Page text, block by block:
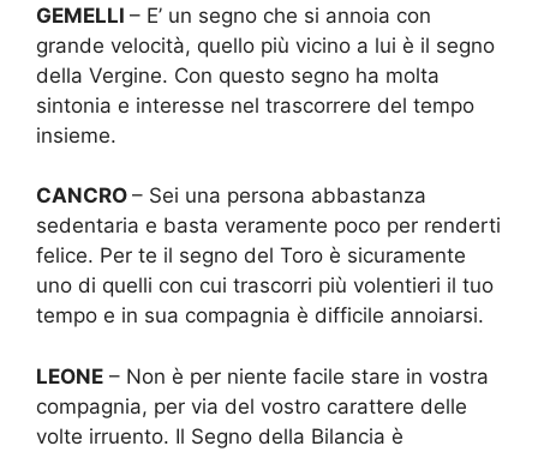
GEMELLI – E’ un segno che si annoia con
grande velocità, quello più vicino a lui è il segno
della Vergine. Con questo segno ha molta
sintonia e interesse nel trascorrere del tempo
insieme.
CANCRO – Sei una persona abbastanza
sedentaria e basta veramente poco per renderti
felice. Per te il segno del Toro è sicuramente
uno di quelli con cui trascorri più volentieri il tuo
tempo e in sua compagnia è difficile annoiarsi.
LEONE – Non è per niente facile stare in vostra
compagnia, per via del vostro carattere delle
volte irruento. Il Segno della Bilancia è